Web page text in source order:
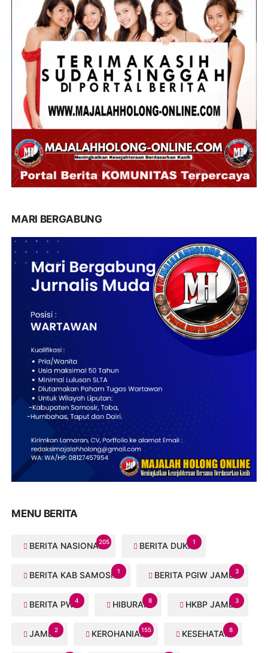
MARI BERGABUNG
MENU BERITA
BERITA NASIONAL205 BERITA DUKA1
BERITA KAB SAMOSIR1 BERITA PGIW JAMBI3
BERITA PWI4 HIBURAN8 HKBP JAMBI3
JAMBI2 KEROHANIAN155 KESEHATAN8